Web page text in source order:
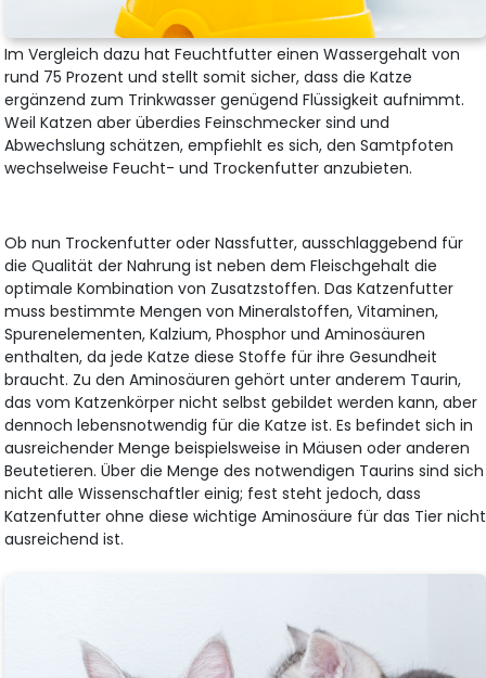
Im Vergleich dazu hat Feuchtfutter einen Wassergehalt von
rund 75 Prozent und stellt somit sicher, dass die Katze
ergänzend zum Trinkwasser genügend Flüssigkeit aufnimmt.
Weil Katzen aber überdies Feinschmecker sind und
Abwechslung schätzen, empfiehlt es sich, den Samtpfoten
wechselweise Feucht- und Trockenfutter anzubieten.
Ob nun Trockenfutter oder Nassfutter, ausschlaggebend für
die Qualität der Nahrung ist neben dem Fleischgehalt die
optimale Kombination von Zusatzstoffen. Das Katzenfutter
muss bestimmte Mengen von Mineralstoffen, Vitaminen,
Spurenelementen, Kalzium, Phosphor und Aminosäuren
enthalten, da jede Katze diese Stoffe für ihre Gesundheit
braucht. Zu den Aminosäuren gehört unter anderem Taurin,
das vom Katzenkörper nicht selbst gebildet werden kann, aber
dennoch lebensnotwendig für die Katze ist. Es befindet sich in
ausreichender Menge beispielsweise in Mäusen oder anderen
Beutetieren. Über die Menge des notwendigen Taurins sind sich
nicht alle Wissenschaftler einig; fest steht jedoch, dass
Katzenfutter ohne diese wichtige Aminosäure für das Tier nicht
ausreichend ist.